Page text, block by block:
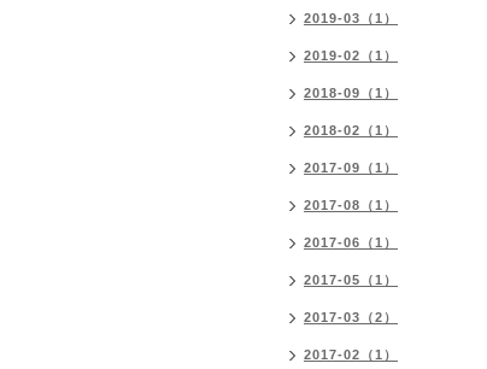
2019-03（1）
2019-02（1）
2018-09（1）
2018-02（1）
2017-09（1）
2017-08（1）
2017-06（1）
2017-05（1）
2017-03（2）
2017-02（1）